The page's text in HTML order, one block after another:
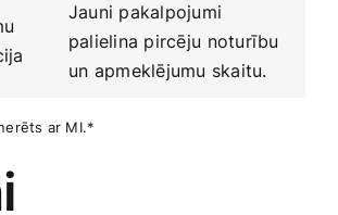
Jauni pakalpojumi
palielina pircēju ⁤noturību
un⁤ apmeklējumu skaitu.
ar MI.*